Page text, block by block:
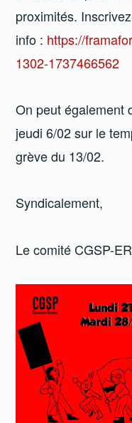
proximités.
info : https://
1302-1737466562
On peut également
jeudi 6/02 sur le
grève du 13/02.
Syndicalement,
Le comité CGSP-ER